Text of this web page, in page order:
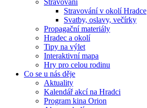
Stravování
Stravování v okolí Hradce
Svatby, oslavy, večírky
Propagační materiály
Hradec a okolí
Tipy na výlet
Interaktivní mapa
Hry pro celou rodinu
Co se u nás děje
Aktuality
Kalendář akcí na Hradci
Program kina Orion